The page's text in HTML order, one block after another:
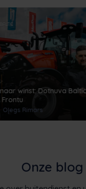
winst: Dotnuva
Oļegs Rimars
Onze blog